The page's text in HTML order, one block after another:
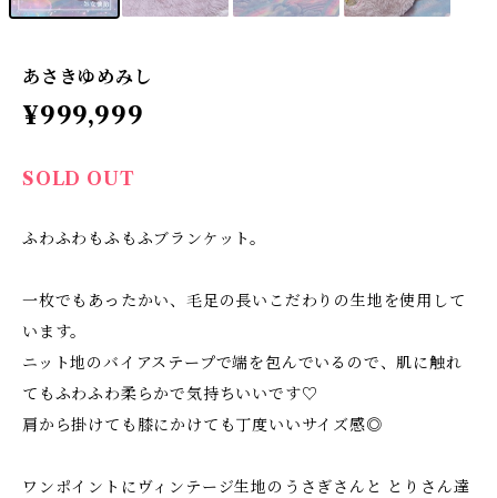
あさきゆめみし
¥999,999
SOLD OUT
ふわふわもふもふブランケット。
一枚でもあったかい、毛足の長いこだわりの生地を使用して
います。
ニット地のバイアステープで端を包んでいるので、肌に触れ
てもふわふわ柔らかで気持ちいいです♡
肩から掛けても膝にかけても丁度いいサイズ感◎
ワンポイントにヴィンテージ生地のうさぎさんと とりさん達